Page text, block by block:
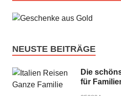
NEUSTE BEITRÄGE
Die
für